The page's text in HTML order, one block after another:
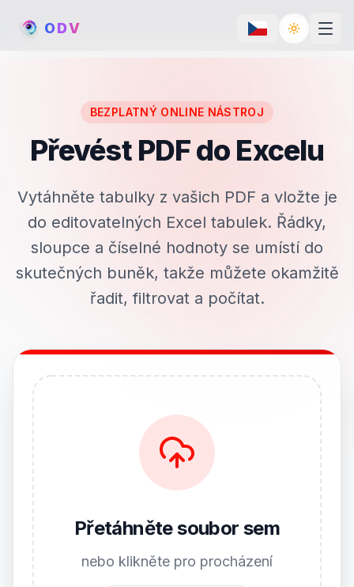
ODV Toggle
BEZPLATNÝ ONLINE NÁSTROJ
Převést PDF do Excelu
Vytáhněte tabulky z vašich PDF a vložte je
do editovatelných Excel tabulek. Řádky,
sloupce a číselné hodnoty se umístí do
skutečných buněk, takže můžete okamžitě
řadit, filtrovat a počítat.
Přetáhněte soubor sem
nebo klikněte pro procházení